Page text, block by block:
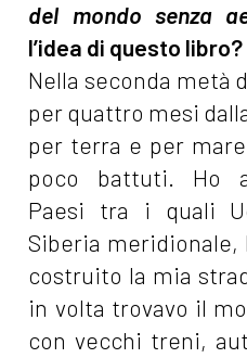
del mondo senza
l’idea di questo libro?
Nella seconda metà
per quattro mesi
per terra e per
poco battuti. Ho
Paesi tra i quali
Siberia meridionale,
costruito la mia
in volta trovavo il
con vecchi treni,